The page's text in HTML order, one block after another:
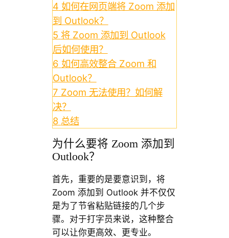
4 如何在网页端将 Zoom 添加
到 Outlook？
5 将 Zoom 添加到 Outlook
后如何使用？
6 如何高效整合 Zoom 和
Outlook？
7 Zoom 无法使用？如何解
决？
8 总结
为什么要将 Zoom 添加到
Outlook？
首先，重要的是要意识到，将
Zoom 添加到 Outlook 并不仅仅
是为了节省粘贴链接的几个步
骤。对于打字员来说，这种整合
可以让你更高效、更专业。